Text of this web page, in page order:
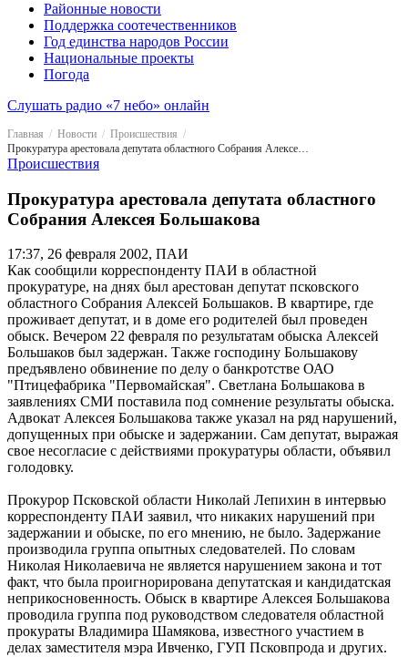
Районные новости
Поддержка соотечественников
Год единства народов России
Национальные проекты
Погода
Слушать радио «7 небо» онлайн
Главная Новости
Происшествия
Прокуратура арестовала депутата областного Собрания Алексея Большакова
Происшествия
Прокуратура арестовала депутата областного
Собрания Алексея Большакова
17:37, 26 февраля 2002, ПАИ
Как сообщили корреспонденту ПАИ в областной
прокуратуре, на днях был арестован депутат псковского
областного Собрания Алексей Большаков. В квартире, где
проживает депутат, и в доме его родителей был проведен
обыск. Вечером 22 февраля по результатам обыска Алексей
Большаков был задержан. Также господину Большакову
предъявлено обвинение по делу о банкротстве ОАО
"Птицефабрика "Первомайская". Светлана Большакова в
заявлениях СМИ поставила под сомнение результаты обыска.
Адвокат Алексея Большакова также указал на ряд нарушений,
допущенных при обыске и задержании. Сам депутат, выражая
свое несогласие с действиями прокуратуры области, объявил
голодовку.
Прокурор Псковской области Николай Лепихин в интервью
корреспонденту ПАИ заявил, что никаких нарушений при
задержании и обыске, по его мнению, не было. Задержание
производила группа опытных следователей. По словам
Николая Николаевича не является нарушением закона и тот
факт, что была проигнорирована депутатская и кандидатская
неприкосновенность. Обыск в квартире Алексея Большакова
проводила группа под руководством следователя областной
прокураты Владимира Шамякова, известного участием в
делах заместителя мэра Ивченко, ГУП Псковпрода и других.